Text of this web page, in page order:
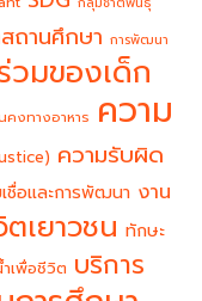
ถานศึกษา การพัฒนา
วมของเด็ก
คงทางอาหาร ความ
ความรับผิด
ชื่อและการพัฒนา งาน
เยาวชน ทักษะ
เพื่อชีวิต บริการ